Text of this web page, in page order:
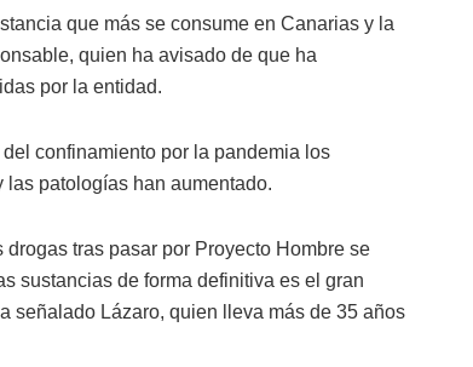
que más se consume en Canarias y la
quien ha avisado de que ha
por la entidad.
confinamiento por la pandemia los
patologías han aumentado.
tras pasar por Proyecto Hombre se
sustancias de forma definitiva es el gran
señalado Lázaro, quien lleva más de 35 años